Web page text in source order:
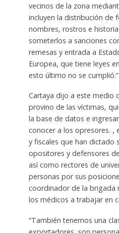
vecinos de la zona
incluyen la distribución de
nombres, rostros e
someterlos a sanciones
remesas y entrada a
Europea, que tiene leyes
esto último no se cumplió.”
Cartaya dijo a este medio
provino de las víctimas,
la base de datos e
conocer a los opresores. ,
y fiscales que han dictado
opositores y defensores
así como rectores de
personas por sus
coordinador de la brigada
los médicos a trabajar en
“También tenemos una